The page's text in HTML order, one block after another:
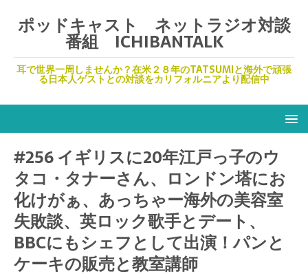
ポッドキャスト ネットラジオ対談
番組 ICHIBANTALK
耳で世界一周しませんか？在米２８年のTATSUMIと海外で頑張
る日本人ゲストとの対談をカリフォルニアより配信中
#256 イギリスに20年江戸っ子のウ
タコ・タナーさん、ロンドン塔にお
化けがぁ、あっちゃー海外の美容室
失敗談、英ロック歌手とデート、
BBCにもシェフとして出演！パンと
ケーキの販売と教室講師